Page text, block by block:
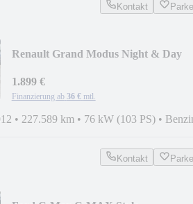
Kontakt
Renault Grand Modus Night & Day
1.899 €
Finanzierung ab 36 € mtl.
• 227.589 km • 76 kW (103 PS) •
Kontakt